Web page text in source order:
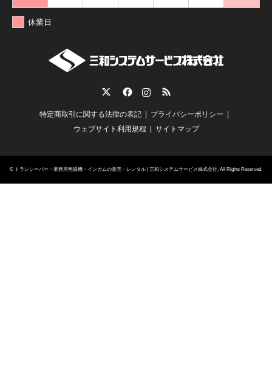
休業日
RSS
特定商取引に関する法律の表記
プライバシーポリシー
ウェブサイト利用規程
サイトマップ
© トランシーバー・業務用無線機・インカムの販売・レンタル | 三和システムサービス株式会社. All Rights Reserved.